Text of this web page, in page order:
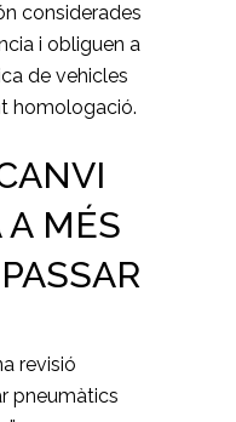
considerades
i obliguen a
de vehicles
homologació.
A MÉS
revisió
pneumàtics